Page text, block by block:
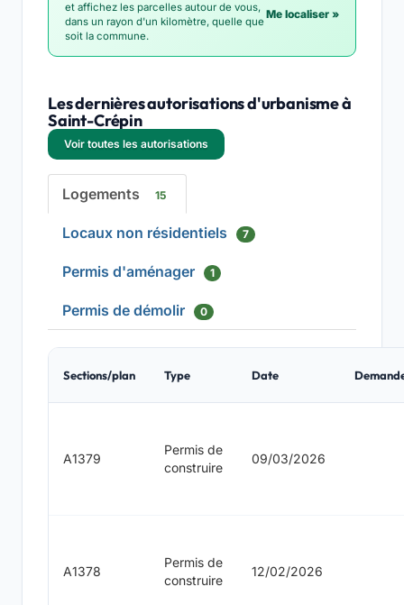
et affichez les parcelles autour de vous,
dans un rayon d'un kilomètre, quelle que
soit la commune.
Me localiser »
Les dernières autorisations d'urbanisme à
Saint-Crépin
Voir toutes les autorisations
Logements 15
Locaux non résidentiels 7
Permis d'aménager 1
Permis de démolir 0
Sections/plan Type Date
A1379
Permis de
construire
09/03/2026
A1378
Permis de
construire
12/02/2026